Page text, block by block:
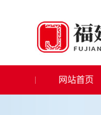
网站首页